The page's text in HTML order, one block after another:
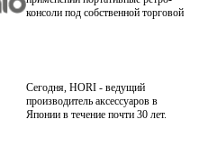
консоли под собственной торговой
Сегодня, HORI - ведущий
производитель аксессуаров в
Японии в течение почти 30 лет.